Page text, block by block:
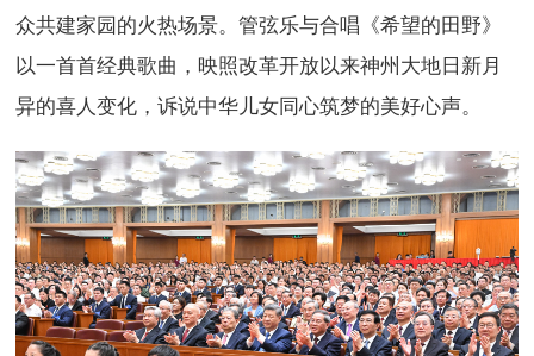
众共建家园的火热场景。管弦乐与合唱《希望的田野》
以一首首经典歌曲，映照改革开放以来神州大地日新月
异的喜人变化，诉说中华儿女同心筑梦的美好心声。